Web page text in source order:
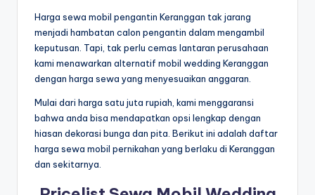
Harga sewa mobil pengantin Keranggan tak jarang
menjadi hambatan calon pengantin dalam mengambil
keputusan. Tapi, tak perlu cemas lantaran perusahaan
kami menawarkan alternatif mobil wedding Keranggan
dengan harga sewa yang menyesuaikan anggaran.
Mulai dari harga satu juta rupiah, kami menggaransi
bahwa anda bisa mendapatkan opsi lengkap dengan
hiasan dekorasi bunga dan pita. Berikut ini adalah daftar
harga sewa mobil pernikahan yang berlaku di Keranggan
dan sekitarnya.